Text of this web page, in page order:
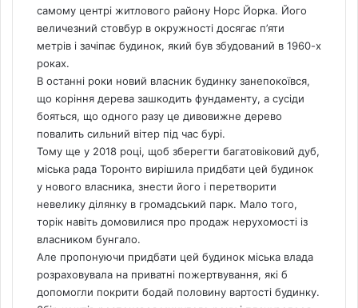
самому центрі житлового району Норс Йорка. Його
величезний стовбур в окружності досягає п’яти
метрів і зачіпає будинок, який був збудований в 1960-х
роках.
В останні роки новий власник будинку занепокоївся,
що коріння дерева зашкодить фундаменту, а сусіди
бояться, що одного разу це дивовижне дерево
повалить сильний вітер під час бурі.
Тому ще у 2018 році, щоб зберегти багатовіковий дуб,
міська рада Торонто вирішила придбати цей будинок
у нового власника, знести його і перетворити
невелику ділянку в громадський парк. Мало того,
торік навіть домовилися про продаж нерухомості із
власником бунгало.
Але пропонуючи придбати цей будинок міська влада
розраховувала на приватні пожертвування, які б
допомогли покрити бодай половину вартості будинку.